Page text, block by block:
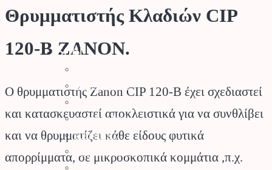
Θρυμματιστής Κλαδιών CIP
120-B ZANON.
Ο θρυμματιστής Zanon CIP 120-B έχει σχεδιαστεί
και κατασκευαστεί αποκλειστικά για να συνθλίβει
και να θρυμματίζει κάθε είδους φυτικά
απορρίμματα, σε μικροσκοπικά κομμάτια ,π.χ.
Stihl
Χορτοκοπτικά
Σύστημα Multi
Φυσητήρες